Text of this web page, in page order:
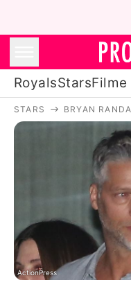
RoyalsStarsFilme
STARS BRYAN
ActionPress